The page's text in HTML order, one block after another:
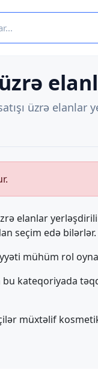
üzrə
elanlar
seçim edə bilərlər.
mühüm rol
bu kateqoriyada
müxtəlif